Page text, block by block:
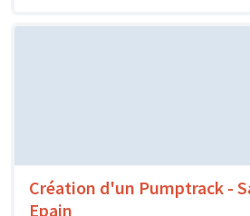
Création d'un Pumptrack -
Epain